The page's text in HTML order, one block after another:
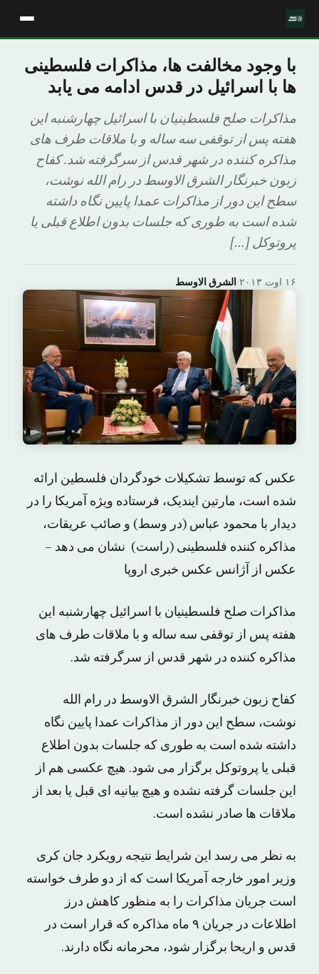
با وجود مخالفت ها، مذاکرات فلسطینی
ها با اسرائیل در قدس ادامه می یابد
مذاکرات صلح فلسطینیان با اسرائیل چهارشنبه این
هفته پس از توقفی سه ساله و با ملاقات طرف های
مذاکره کننده در شهر قدس از سرگرفته شد. کفاح
زبون خبرنگار الشرق الاوسط در رام الله نوشت،
سطح این دور از مذاکرات عمدا پایین نگاه داشته
شده است به طوری که جلسات بدون اطلاع قبلی یا
پروتوکل […]
الشرق الاوسط· ۱۶ اوت ۲۰۱۳
عکس که توسط تشکیلات خودگردان فلسطین ارائه
شده است، مارتین ایندیک، فرستاده ویژه آمریکا را در
دیدار با محمود عباس (در وسط) و صائب عریقات،
مذاکره کننده فلسطینی (راست) نشان می دهد –
عکس از آژانس عکس خبری اروپا
مذاکرات صلح فلسطینیان با اسرائیل چهارشنبه این
هفته پس از توقفی سه ساله و با ملاقات طرف های
مذاکره کننده در شهر قدس از سرگرفته شد.
کفاح زبون خبرنگار الشرق الاوسط در رام الله
نوشت، سطح این دور از مذاکرات عمدا پایین نگاه
داشته شده است به طوری که جلسات بدون اطلاع
قبلی یا پروتوکل برگزار می شود. هیچ عکسی هم از
این جلسات گرفته نشده و هیچ بیانیه ای قبل یا بعد از
ملاقات ها صادر نشده است.
به نظر می رسد این شرایط نتیجه رویکرد جان کری
وزیر امور خارجه آمریکا است که از دو طرف خواسته
است جریان مذاکرات را به منظور کاهش درز
اطلاعات در جریان ۹ ماه مذاکره که قرار است در
قدس و اریحا برگزار شود، محرمانه نگاه دارند.